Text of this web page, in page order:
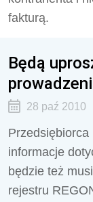
fakturą.
Będą
28 paź 2010
Przedsiębiorca
informacje
będzie też
rejestru